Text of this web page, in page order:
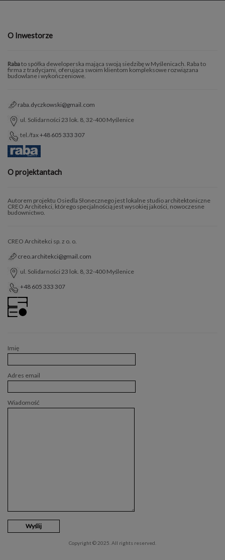
O Inwestorze
Rabato spółka deweloperska mająca swoją siedzibę w Myślenicach. Raba to
firma z tradycjami, oferująca swoim klientom kompleksowe rozwiązana
budowlane i wykończeniowe.
raba.dyczkowski@gmail.com
ul. Solidarności 23 lok. 8, 32-400 Myślenice
tel./fax+48 605 333 307
O projektantach
Autorem projektu Osiedla Słonecznego jest lokalne studio architektoniczne
CREO Architekci, którego specjalnością jest wysokiej jakości, nowoczesne
budownictwo.
CREO Architekci sp. z o. o.
creo.architekci@gmail.com
ul. Solidarności 23 lok. 8, 32-400 Myślenice
+48 605 333 307
Imię
Adres email
Wiadomość
Copyright © 2025. All rights reserved.